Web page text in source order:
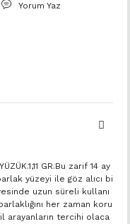
Yorum Yaz
GR.Bu zarif 14 ay
yüzeyi ile göz alıcı bi
uzun süreli kullanı
her zaman koru
arayanların tercihi olaca